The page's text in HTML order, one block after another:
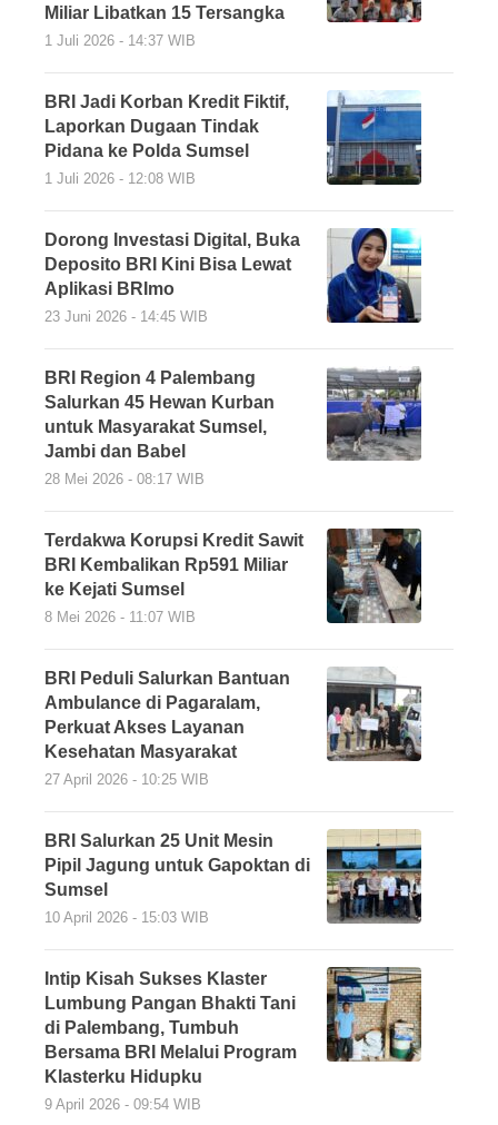
Miliar Libatkan 15 Tersangka
1 Juli 2026 - 14:37 WIB
BRI Jadi Korban Kredit Fiktif,
Laporkan Dugaan Tindak
Pidana ke Polda Sumsel
1 Juli 2026 - 12:08 WIB
Dorong Investasi Digital, Buka
Deposito BRI Kini Bisa Lewat
Aplikasi BRImo
23 Juni 2026 - 14:45 WIB
BRI Region 4 Palembang
Salurkan 45 Hewan Kurban
untuk Masyarakat Sumsel,
Jambi dan Babel
28 Mei 2026 - 08:17 WIB
Terdakwa Korupsi Kredit Sawit
BRI Kembalikan Rp591 Miliar
ke Kejati Sumsel
8 Mei 2026 - 11:07 WIB
BRI Peduli Salurkan Bantuan
Ambulance di Pagaralam,
Perkuat Akses Layanan
Kesehatan Masyarakat
27 April 2026 - 10:25 WIB
BRI Salurkan 25 Unit Mesin
Pipil Jagung untuk Gapoktan di
Sumsel
10 April 2026 - 15:03 WIB
Intip Kisah Sukses Klaster
Lumbung Pangan Bhakti Tani
di Palembang, Tumbuh
Bersama BRI Melalui Program
Klasterku Hidupku
9 April 2026 - 09:54 WIB